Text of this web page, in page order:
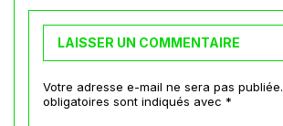
LAISSER UN COMMENTAIRE
Votre adresse e-mail ne sera pas publiée.
obligatoires sont indiqués avec *